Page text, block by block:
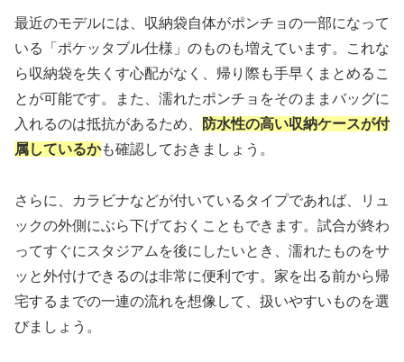
最近のモデルには、収納袋自体がポンチョの一部になって
いる「ポケッタブル仕様」のものも増えています。これな
ら収納袋を失くす心配がなく、帰り際も手早くまとめるこ
とが可能です。また、濡れたポンチョをそのままバッグに
入れるのは抵抗があるため、
防水性の高い収納ケースが付
属しているかも確認しておきましょう。
さらに、カラビナなどが付いているタイプであれば、リュ
ックの外側にぶら下げておくこともできます。試合が終わ
ってすぐにスタジアムを後にしたいとき、濡れたものをサ
ッと外付けできるのは非常に便利です。家を出る前から帰
宅するまでの一連の流れを想像して、扱いやすいものを選
びましょう。